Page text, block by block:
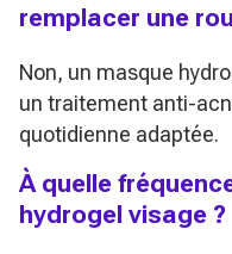
remplacer une
Non, un masque
un traitement anti-
quotidienne adaptée.
À quelle
hydrogel visage ?